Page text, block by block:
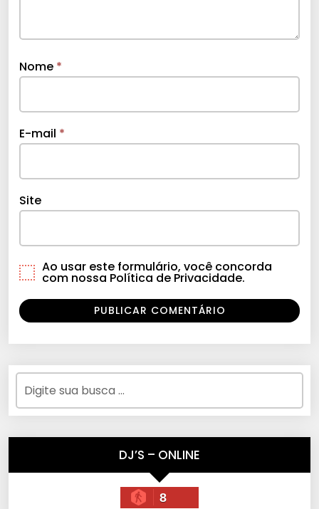
Nome *
E-mail *
Site
Ao usar este formulário, você concorda
com nossa Política de Privacidade.
DJ’S – ONLINE
8